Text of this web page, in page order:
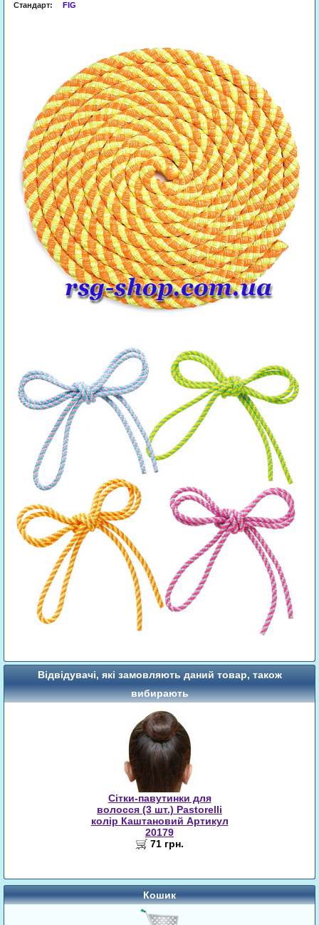
Стандарт:
FIG
Відвідувачі, які замовляють даний товар, також
вибирають
Сітки-павутинки для
волосся (3 шт.) Pastorelli
колір Каштановий Артикул
20179
71 грн.
Кошик